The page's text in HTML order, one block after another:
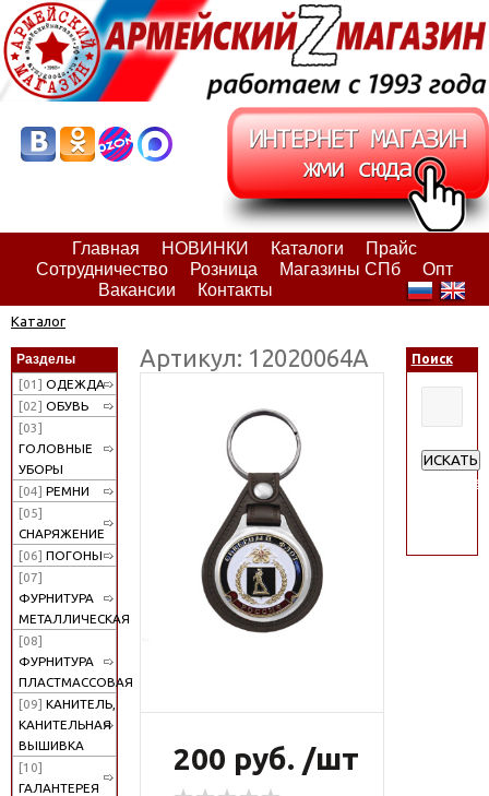
Главная НОВИНКИ Каталоги
Прайс
Сотрудничество
Розница Магазины СПб
Опт
Вакансии
Контакты
Каталог
Разделы
[01] ОДЕЖДА
[02] ОБУВЬ
[03]
ГОЛОВНЫЕ
УБОРЫ
[04] РЕМНИ
[05]
СНАРЯЖЕНИЕ
[06] ПОГОНЫ
[07]
ФУРНИТУРА
МЕТАЛЛИЧЕСКАЯ
[08]
ФУРНИТУРА
ПЛАСТМАССОВАЯ
[09] КАНИТЕЛЬ,
КАНИТЕЛЬНАЯ
ВЫШИВКА
[10]
ГАЛАНТЕРЕЯ
Артикул: 12020064А
200 руб. /шт
Поиск
ИСКАТЬ